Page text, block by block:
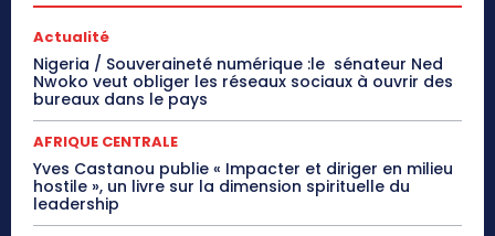
Actualité
Nigeria / Souveraineté numérique :le sénateur Ned
Nwoko veut obliger les réseaux sociaux à ouvrir des
bureaux dans le pays
AFRIQUE CENTRALE
Yves Castanou publie « Impacter et diriger en milieu
hostile », un livre sur la dimension spirituelle du
leadership